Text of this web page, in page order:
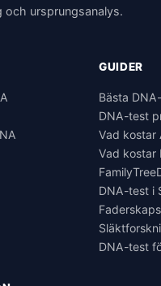
och ursprungsanalys.
GUIDER
Bästa
DNA-test
Vad kostar
Vad kostar
DNA-test i
DNA-test